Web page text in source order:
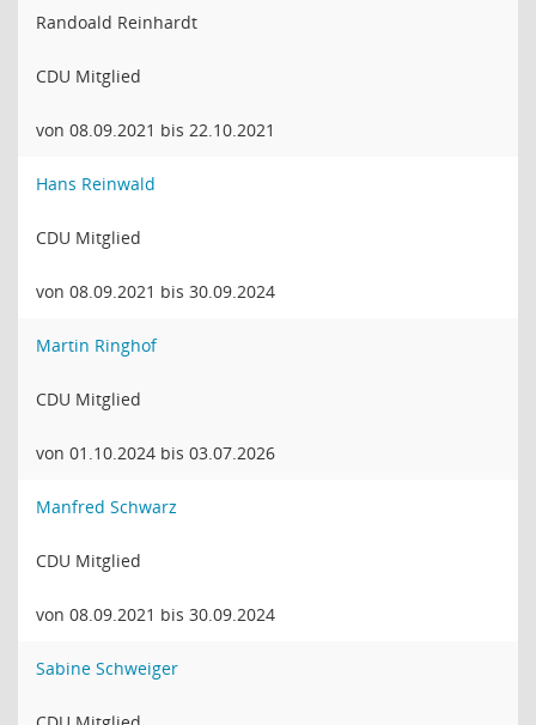
Randoald Reinhardt
CDU Mitglied
von 08.09.2021 bis 22.10.2021
Hans Reinwald
CDU Mitglied
von 08.09.2021 bis 30.09.2024
Martin Ringhof
CDU Mitglied
von 01.10.2024 bis 03.07.2026
Manfred Schwarz
CDU Mitglied
von 08.09.2021 bis 30.09.2024
Sabine Schweiger